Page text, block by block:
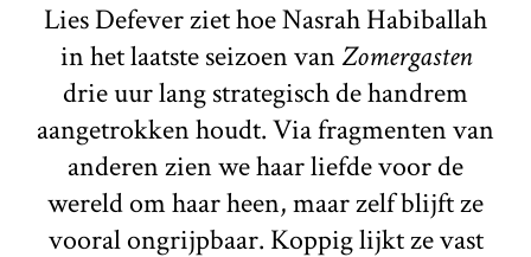
Lies Defever ziet hoe Nasrah Habiballah
in het laatste seizoen vanZomergasten
drie uur lang strategisch de handrem
aangetrokken houdt. Via fragmenten van
anderen zien we haar liefde voor de
wereld om haar heen, maar zelf blijft ze
vooral ongrijpbaar. Koppig lijkt ze vast